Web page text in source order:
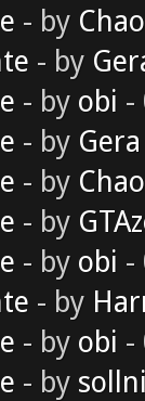
- by
- by
- by obi -
- by Gera
- by
- by
- by obi -
- by
- by obi -
- by